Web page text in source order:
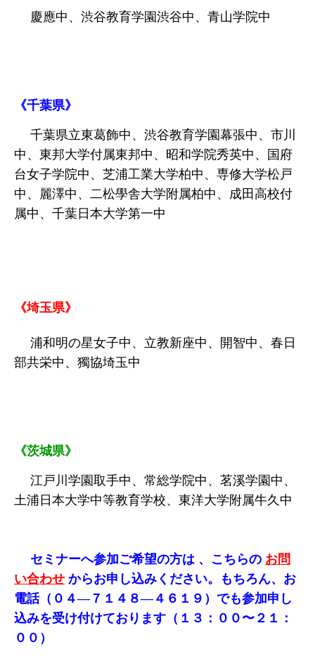
慶應中、渋谷教育学園渋谷中、青山学院中
《千葉県》
千葉県立東葛飾中、渋谷教育学園幕張中、市川
中、東邦大学付属東邦中、昭和学院秀英中、国府
台女子学院中、芝浦工業大学柏中、専修大学松戸
中、麗澤中、二松學舎大学附属柏中、成田高校付
属中、千葉日本大学第一中
《埼玉県》
浦和明の星女子中、立教新座中、開智中、春日
部共栄中、獨協埼玉中
《茨城県》
江戸川学園取手中、常総学院中、茗溪学園中、
土浦日本大学中等教育学校、東洋大学附属牛久中
セミナーへ参加ご希望の方は 、こちらの お問
い合わせ からお申し込みください。もちろん、お
電話（０４―７１４８―４６１９）でも参加申し
込みを受け付けております（１３：００〜２１：
００）